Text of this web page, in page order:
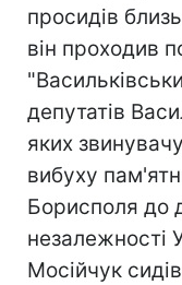
просидів
він проходив
депутатів
яких
вибуху
Борисполя до
незалежності
Мосійчук